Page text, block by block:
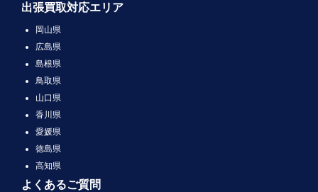
出張買取対応エリア
岡山県
広島県
島根県
鳥取県
山口県
香川県
愛媛県
徳島県
高知県
よくあるご質問